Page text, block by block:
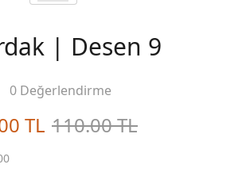
| Desen 9
0 Değerlendirme
TL 110.00 TL